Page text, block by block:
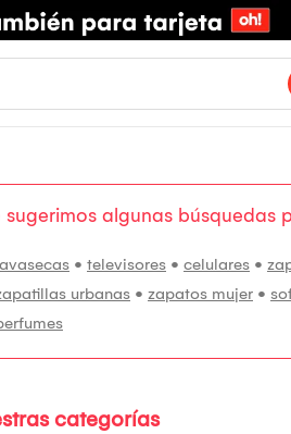
sugerimos algunas búsquedas
• televisores • celulares •
urbanas • zapatos mujer •
categorías